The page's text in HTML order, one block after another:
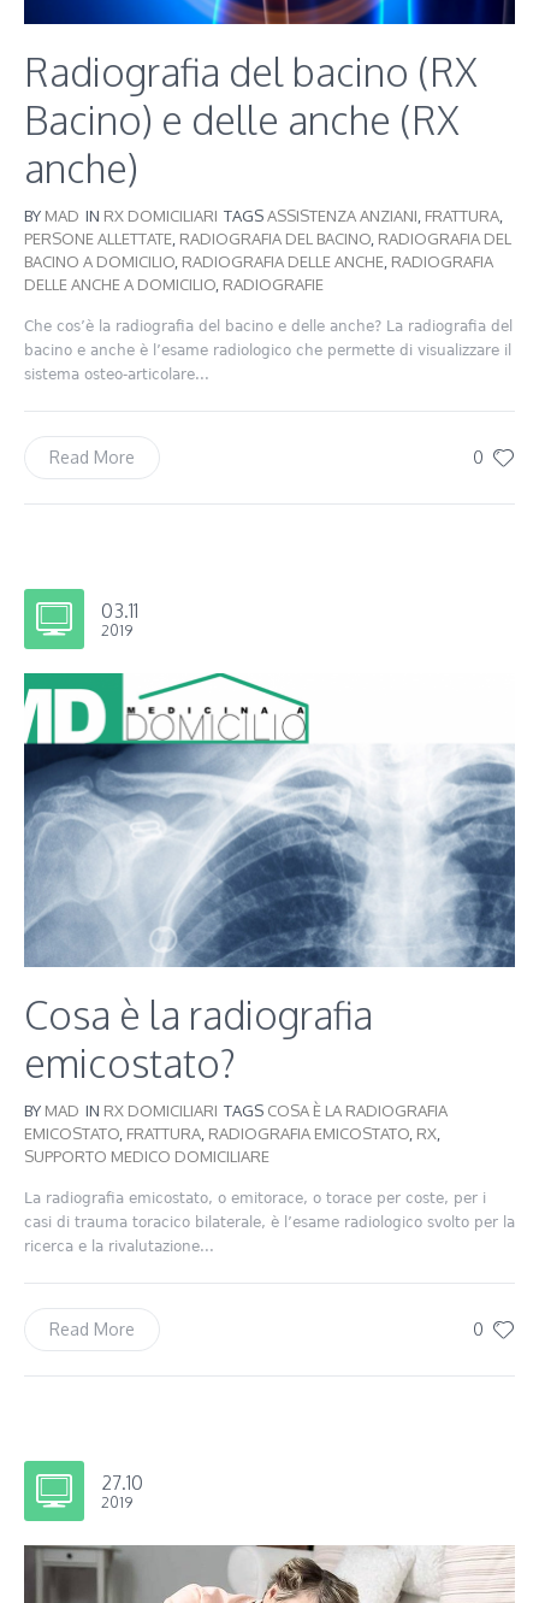
Radiografia del bacino (RX
Bacino) e delle anche (RX
anche)
BY MAD IN RX DOMICILIARI TAGSASSISTENZA ANZIANI, FRATTURA,
PERSONE ALLETTATE, RADIOGRAFIA DEL BACINO, RADIOGRAFIA DEL
BACINO A DOMICILIO, RADIOGRAFIA DELLE ANCHE, RADIOGRAFIA
DELLE ANCHE A DOMICILIO, RADIOGRAFIE
Che cos’è la radiografia del bacino e delle anche? La radiografia del
bacino e anche è l’esame radiologico che permette di visualizzare il
sistema osteo-articolare...
0
Read More
03.11
2019
Cosa è la radiografia
emicostato?
BY MAD IN RX DOMICILIARI TAGS COSA È LA RADIOGRAFIA
EMICOSTATO FRATTURA RADIOGRAFIA EMICOSTATO RX
SUPPORTO MEDICO DOMICILIARE
La radiografia emicostato, o emitorace, o torace per coste, per i
casi di trauma toracico bilaterale, è l’esame radiologico svolto per la
ricerca e la rivalutazione...
0
Read More
27.10
2019